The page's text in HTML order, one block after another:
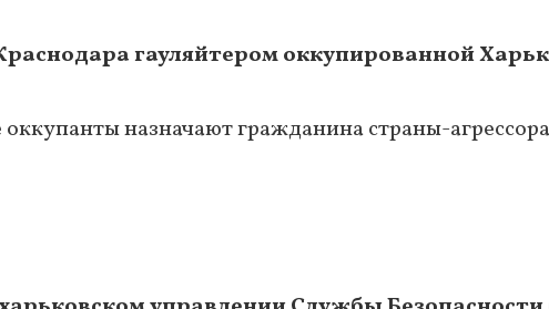
гауляйтером оккупированной
оккупанты назначают гражданина страны-